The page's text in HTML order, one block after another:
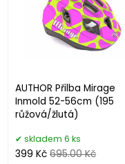
AUTHOR Přilba Mirage
Inmold 52-56cm (195
růžová/žlutá)
skladem 6 ks
399 Kč 695.00 Kč